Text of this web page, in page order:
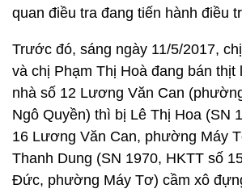
quan điều tra đang tiến hành điều
Trước đó, sáng ngày 11/5/2017,
và chị Phạm Thị Hoà đang bán
nhà số 12 Lương Văn Can
Ngô Quyền) thì bị Lê Thị Hoa (SN
16 Lương Văn Can, phường Máy
Thanh Dung (SN 1970, HKTT số
Đức, phường Máy Tơ) cầm xô